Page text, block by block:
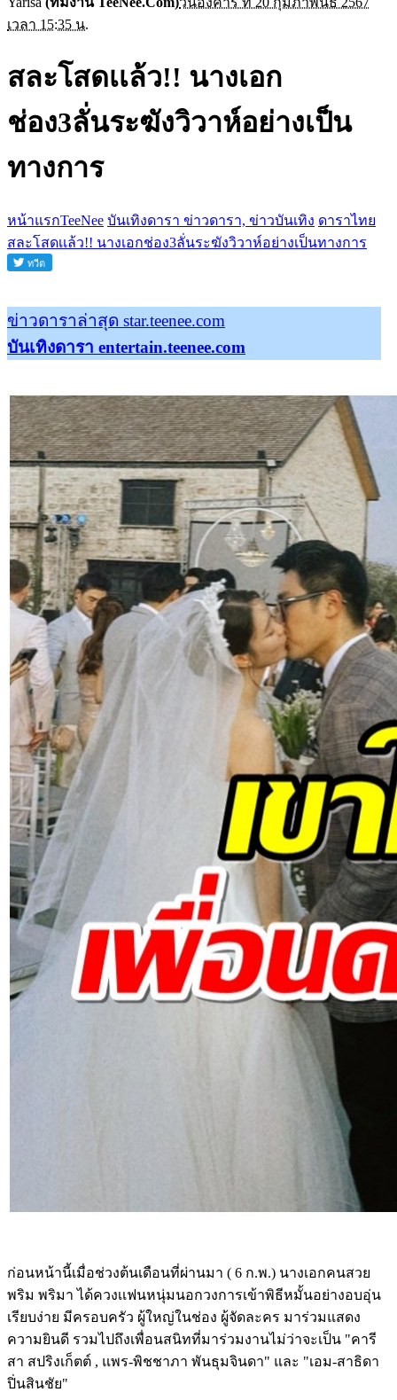
เวลา 15:35 น.
สละโสดเเล้ว!! นางเอก
ช่อง3ลั่นระฆังวิวาห์อย่างเป็น
ทางการ
หน้าแรกTeeNee บันเทิงดารา ข่าวดารา, ข่าวบันเทิง ดาราไทย
สละโสดเเล้ว!! นางเอกช่อง3ลั่นระฆังวิวาห์อย่างเป็นทางการ
ข่าวดาราล่าสุด star.teenee.com
บันเทิงดารา entertain.teenee.com
ก่อนหน้านี้เมื่อช่วงต้นเดือนที่ผ่านมา ( 6 ก.พ.) นางเอกคนสวย
พริม พริมา ได้ควงเเฟนหนุ่มนอกวงการเข้าพิธีหมั้นอย่างอบอุ่น
เรียบง่าย มีครอบครัว ผู้ใหญ่ในช่อง ผู้จัดละคร มาร่วมแสดง
ความยินดี รวมไปถึงเพื่อนสนิทที่มาร่วมงานไม่ว่าจะเป็น "คารี
สา สปริงเก็ตต์ , แพร-พิชชาภา พันธุมจินดา" และ "เอม-สาธิดา
ปิ่นสินชัย"